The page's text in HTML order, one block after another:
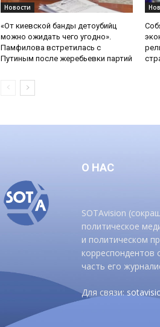
Новости
«От киевской банды детоубийц
можно ожидать чего угодно».
Памфилова встретилась с
Путиным после жеребьевки партий
О НАС
SOTAvision
политическое
и политическом
корреспондентов
часть его
Для связи: